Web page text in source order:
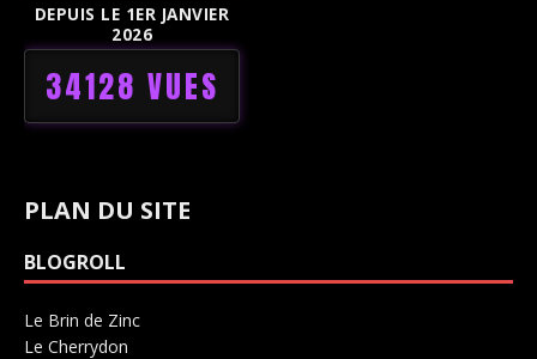
DEPUIS LE 1ER JANVIER
2026
34128 VUES
PLAN DU SITE
BLOGROLL
Le Brin de Zinc
Le Cherrydon